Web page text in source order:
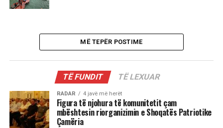
MË TEPËR POSTIME
TË FUNDIT TË LEXUAR
RADAR 4 javë më herët
Figura të njohura të komunitetit çam
mbështesin riorganizimin e Shoqatës Patriotike
Çamëria